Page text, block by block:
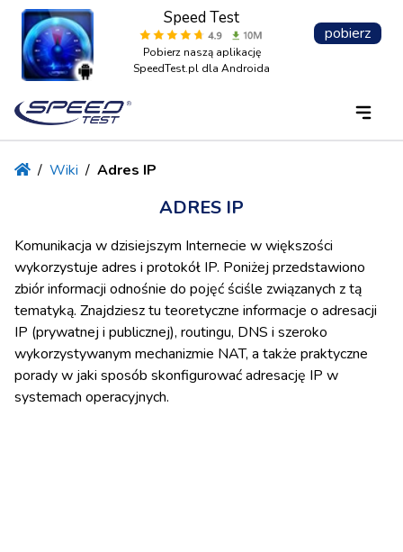
Speed Test
Pobierz naszą aplikację
SpeedTest.pl dla Androida
pobierz
/ Wiki / Adres IP
ADRES IP
Komunikacja w dzisiejszym Internecie w większości
wykorzystuje adres i protokół IP. Poniżej przedstawiono
zbiór informacji odnośnie do pojęć ściśle związanych z tą
tematyką. Znajdziesz tu teoretyczne informacje o adresacji
IP (prywatnej i publicznej), routingu, DNS i szeroko
wykorzystywanym mechanizmie NAT, a także praktyczne
porady w jaki sposób skonfigurować adresację IP w
systemach operacyjnych.